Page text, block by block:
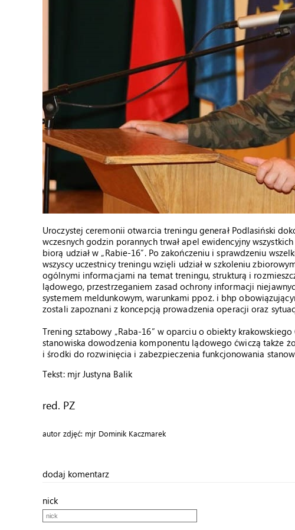
Uroczystej ceremonii otwarcia treningu generał Podlasiński
wczesnych godzin porannych trwał apel ewidencyjny
biorą udział w „Rabie-16”. Po zakończeniu i sprawdzeniu
wszyscy uczestnicy treningu wzięli udział w szkoleniu
ogólnymi informacjami na temat treningu, strukturą i
lądowego, przestrzeganiem zasad ochrony informacji
systemem meldunkowym, warunkami ppoż. i bhp
zostali zapoznani z koncepcją prowadzenia operacji oraz
Trening sztabowy „Raba-16” w oparciu o obiekty
stanowiska dowodzenia komponentu lądowego ćwiczą także
i środki do rozwinięcia i zabezpieczenia funkcjonowania
Tekst: mjr Justyna Balik
red. PZ
autor zdjęć: mjr Dominik Kaczmarek
dodaj komentarz
nick